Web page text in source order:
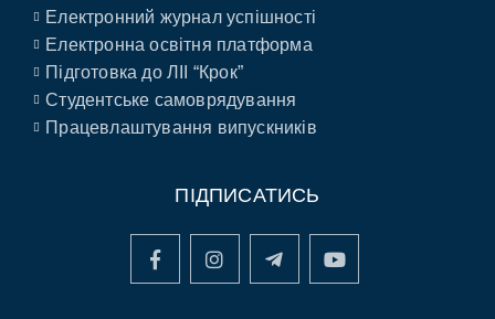
Електронний журнал успішності
Електронна освітня платформа
Підготовка до ЛІІ “Крок”
Студентське самоврядування
Працевлаштування випускників
ПІДПИСАТИСЬ